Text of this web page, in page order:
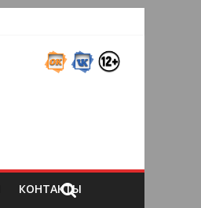
КОНТАКТЫ